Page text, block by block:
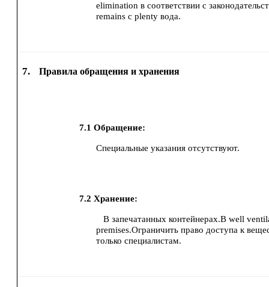
elimination в соответствии с
remains с plenty вода.
7. Правила обращения и хранения
7.1 Обращение:
Специальные указания отсутствуют.
7.2 Хранение:
В запечатанных контейнерах.В well
premises.Ограничить право доступа к
только специалистам.